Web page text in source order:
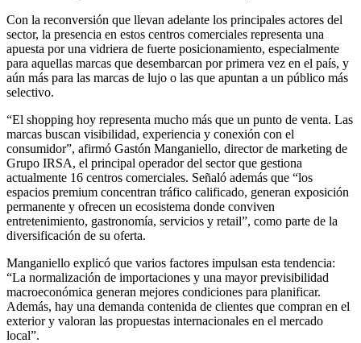
Con la reconversión que llevan adelante los principales actores del
sector, la presencia en estos centros comerciales representa una
apuesta por una vidriera de fuerte posicionamiento, especialmente
para aquellas marcas que desembarcan por primera vez en el país, y
aún más para las marcas de lujo o las que apuntan a un público más
selectivo.
“El shopping hoy representa mucho más que un punto de venta. Las
marcas buscan visibilidad, experiencia y conexión con el
consumidor”, afirmó Gastón Manganiello, director de marketing de
Grupo IRSA, el principal operador del sector que gestiona
actualmente 16 centros comerciales. Señaló además que “los
espacios premium concentran tráfico calificado, generan exposición
permanente y ofrecen un ecosistema donde conviven
entretenimiento, gastronomía, servicios y retail”, como parte de la
diversificación de su oferta.
Manganiello explicó que varios factores impulsan esta tendencia:
“La normalización de importaciones y una mayor previsibilidad
macroeconómica generan mejores condiciones para planificar.
Además, hay una demanda contenida de clientes que compran en el
exterior y valoran las propuestas internacionales en el mercado
local”.